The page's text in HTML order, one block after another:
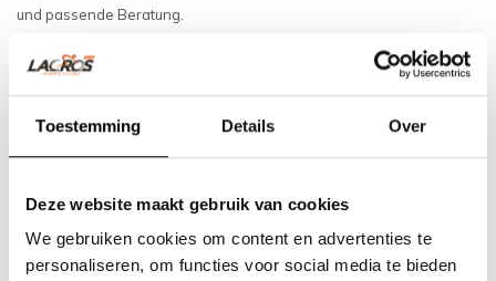
Toestemming Details Over
Deze website maakt gebruik van cookies
We gebruiken cookies om content en advertenties te
personaliseren, om functies voor social media te bieden
und passende Beratung.